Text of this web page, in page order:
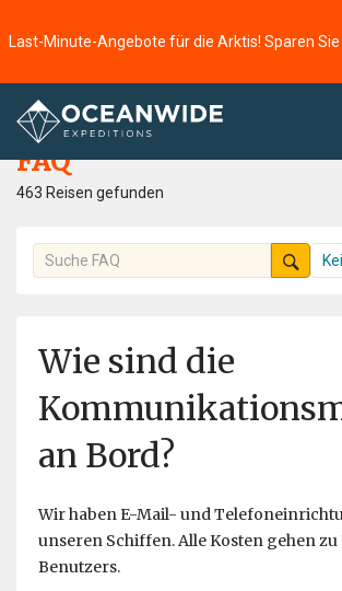
Startseite
FAQ
463 Reisen gefunden
Wie sind die
an Bord?
Wir haben E-Mail- und
unseren Schiffen. Alle Kosten gehen zu
Benutzers.